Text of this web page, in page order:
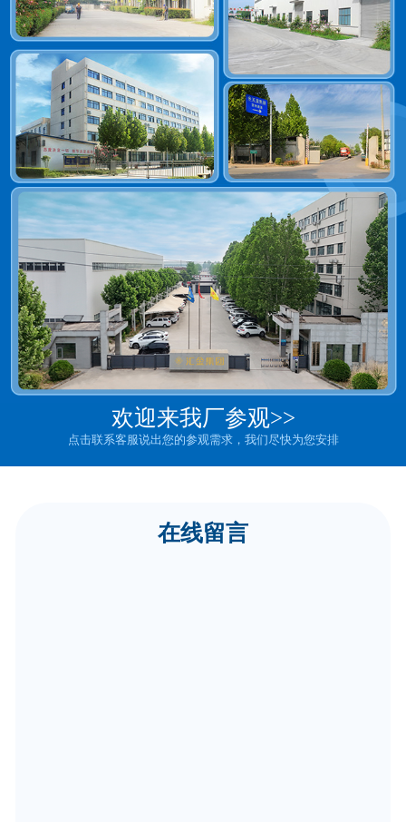
欢迎来我厂参观>>
点击联系客服说出您的参观需求，我们尽快为您安排
在线留言